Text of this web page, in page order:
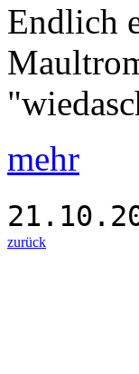
Endlich
mehr
zurück